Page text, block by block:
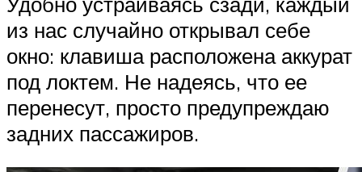
из нас случайно открывал себе
окно: клавиша расположена аккурат
под локтем. Не надеясь, что ее
перенесут, просто предупреждаю
задних пассажиров.